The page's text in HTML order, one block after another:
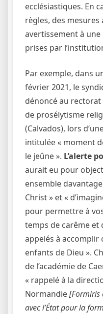
ecclésiastiques. En
règles, des mesures
avertissement à
prises par
Par exemple, dans
février 2021, le
dénoncé au
de prosélytisme
(Calvados), lors
intitulée « moment
le jeûne ». L’alerte
aurait eu pour
ensemble
Christ » et «
pour permettre à
temps de carême et
appelés à accomplir
enfants de Dieu ».
de l’académie de
« rappelé à la
Normandie[Formiris
avec l’État pour la